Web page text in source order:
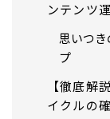
ンテンツ
思いつ
プ
【徹底解
イクルの